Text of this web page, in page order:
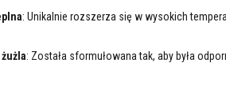
: Unikalnie rozszerza się w wysokich
: Została sformułowana tak, aby była